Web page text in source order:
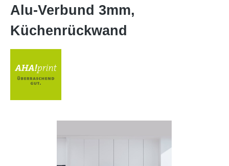
Alu-Verbund 3mm,
Küchenrückwand